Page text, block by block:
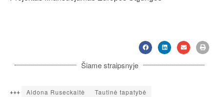
Šiame straipsnyje
+++ Aldona Ruseckaitė
Tautinė tapatybė